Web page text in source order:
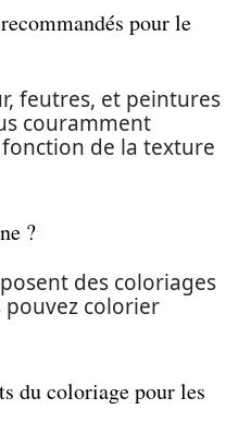
pour le
feutres, et peintures
couramment
fonction de la texture
?
des coloriages
colorier
du coloriage pour les